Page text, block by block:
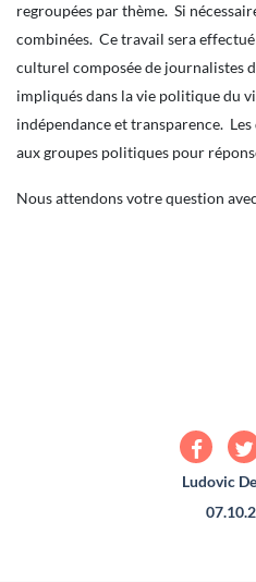
regroupées par thème. Si
combinées. Ce travail sera
culturel composée de journalistes
impliqués dans la vie politique du
indépendance et transparence.
aux groupes politiques pour
Nous attendons votre question
Ludovic